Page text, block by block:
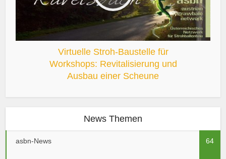
Virtuelle Stroh-Baustelle für
Workshops: Revitalisierung und
Ausbau einer Scheune
News Themen
asbn-News 64